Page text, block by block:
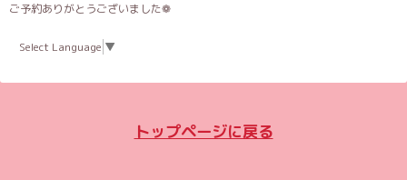
ご予約ありがとうございました❁︎
Select Language ▼
トップページに戻る